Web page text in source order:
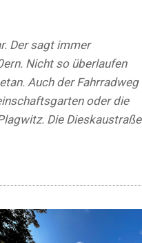
Der sagt immer
Nicht so überlaufen
Auch der Fahrradweg
oder die
Die Dieskaustraße